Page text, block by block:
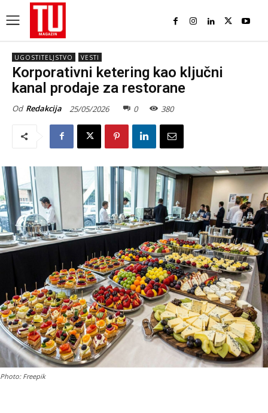
UGOSTITELJSTVO VESTI
Korporativni ketering kao ključni
kanal prodaje za restorane
Od Redakcija 25/05/2026 0 380
Photo: Freepik